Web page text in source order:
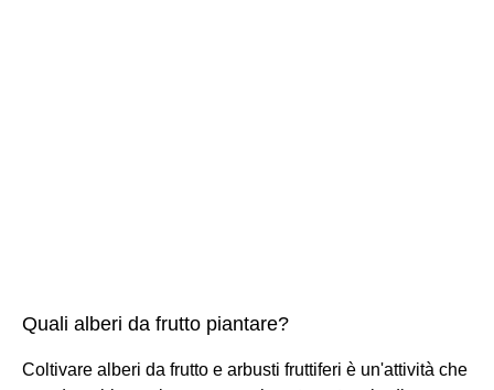
Quali alberi da frutto piantare?
Coltivare alberi da frutto e arbusti fruttiferi è un'attività che